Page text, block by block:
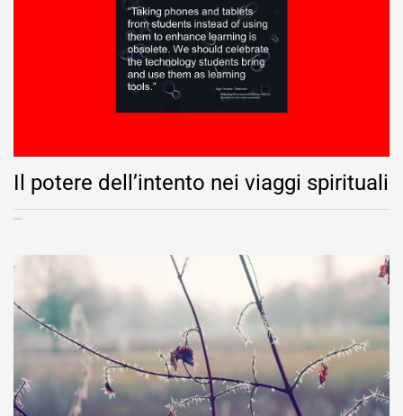
Il potere dell’intento nei viaggi spirituali